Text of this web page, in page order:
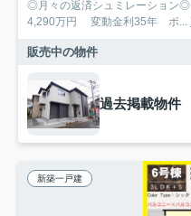
◎月々の返済シュミレーション◎ 月々支払い 109,008円 借り入れ額
4,290万円 変動金利35年 ボ...
販売中の物件
過去掲載物件
新築一戸建